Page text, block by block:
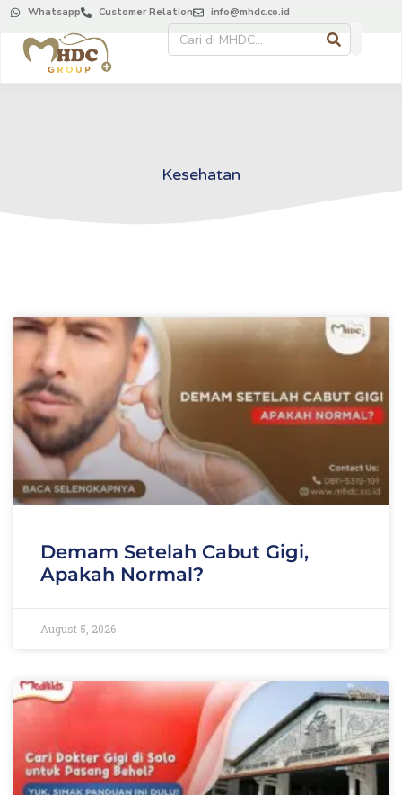
Whatsapp Customer Relation info@mhdc.co.id
Kesehatan
Demam Setelah Cabut Gigi,
Apakah Normal?
August 5, 2026